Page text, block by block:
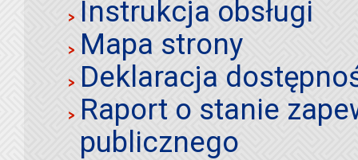
Instrukcja obsługi
Mapa strony
Deklaracja
Raport o stanie
publicznego